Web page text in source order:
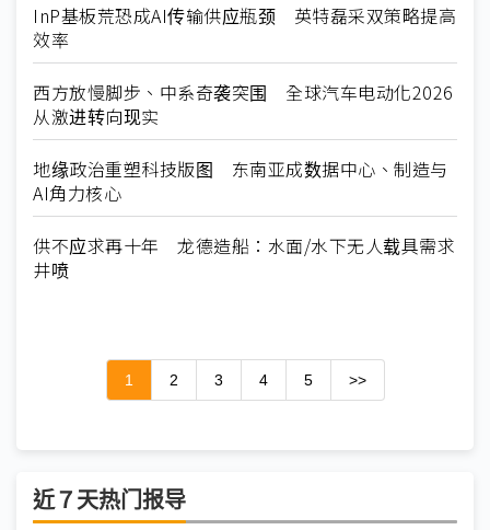
InP基板荒恐成AI传输供应瓶颈 英特磊采双策略提高
效率
西方放慢脚步、中系奇袭突围 全球汽车电动化2026
从激进转向现实
地缘政治重塑科技版图 东南亚成数据中心、制造与
AI角力核心
供不应求再十年 龙德造船：水面/水下无人载具需求
井喷
1 2 3 4 5 >>
近７天热门报导